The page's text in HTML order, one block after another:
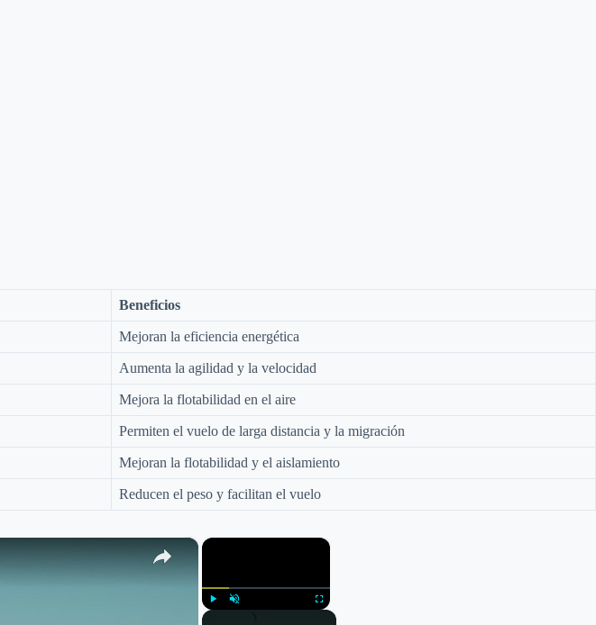
Beneficios
Mejoran la eficiencia energética
Aumenta la agilidad y la velocidad
Mejora la flotabilidad en el aire
Permiten el vuelo de larga distancia y la migración
Mejoran la flotabilidad y el aislamiento
Reducen el peso y facilitan el vuelo
×
Fullscreen
×